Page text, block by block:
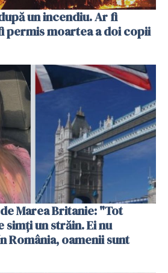
un incendiu. Ar fi
permis moartea a doi copii
Marea Britanie: "Tot
simți un străin. Ei nu
România, oamenii sunt